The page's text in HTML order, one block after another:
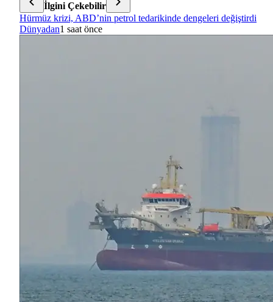
İlgini Çekebilir
Hürmüz krizi, ABD’nin petrol tedarikinde dengeleri değiştirdi
Dünyadan1 saat önce